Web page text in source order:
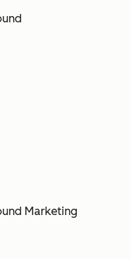
Marketing